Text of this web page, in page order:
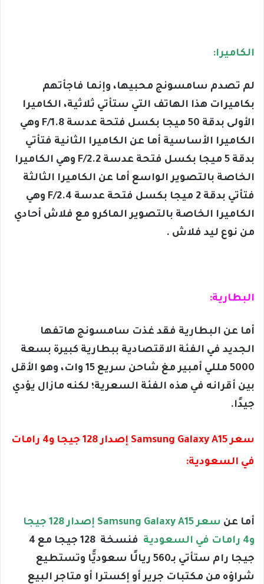
الكاميرا:
لم تصدم سامسونج محبيها، وإنما فاجأتهم
بكاميرات هذا الهاتف التي ستأتي ثلاثية، الكاميرا
الأولى بدقة 50 ميجا بكسل فتحة عدسة F/1.8 وهي
الكاميرا الأساسية أما عن الكاميرا الثانية فتأتي
بدقة 5 ميجا بكسل فتحة عدسة F/2.2 وهي الكاميرا
الخاصة بالتصوير الواسع أما عن الكاميرا الثالثة
فتأتي بدقة 2 ميجا بكسل فتحة عدسة F/2.4 وهي
الكاميرا الخاصة بالتصوير الماكرو مع فلاش أحادي
من نوع ليد فلاش .
البطارية:
أما عن البطارية فقد غذت سامسونج هاتفها
الجديد في الفئة الاقتصادية ببطارية كبيرة بسعة
5000 مللي أمبير مغ شاحن سريع 15 وات، وهو الأقل
بين أقرانه في هذه الفئة السعرية؛ لكنه مازال يؤدي
جيدًا.
سعر Samsung Galaxy A15 إصدار 128 جيجا و4 رامات
في السعودية:
أما عن
سعر Samsung Galaxy A15 إصدار 128 جيجا
و4 رامات في السعودية
فنسخة 128 جيجا مع 4
جيجا رام ستأتي بـ560 ريالًا سعوديًّا وتستطيع
شراؤه من مكتبات جرير أو إكسترا أو متاجر البيع